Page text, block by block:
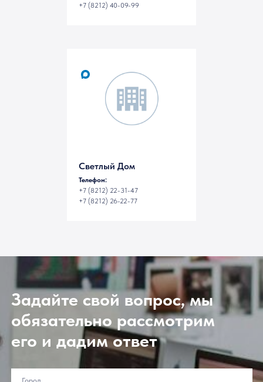
+7 (8212) 40-09-99
Светлый Дом
Телефон:
+7 (8212) 22-31-47
+7 (8212) 26-22-77
Задайте свой вопрос, мы